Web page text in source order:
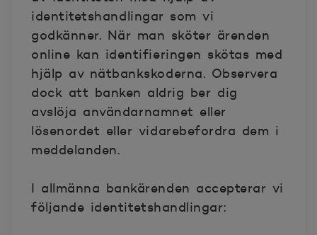
identitetshandlingar som vi
godkänner. När man sköter ärenden
online kan identifieringen skötas med
hjälp av nätbankskoderna. Observera
dock att banken aldrig ber dig
avslöja användarnamnet eller
lösenordet eller vidarebefordra dem i
meddelanden.
I allmänna bankärenden accepterar vi
följande identitetshandlingar: